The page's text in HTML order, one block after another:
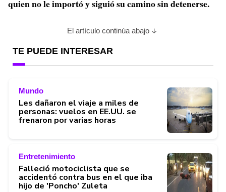
quien no le importó y siguió su camino sin detenerse.
El artículo continúa abajo
TE PUEDE INTERESAR
Mundo
Les dañaron el viaje a miles de
personas: vuelos en EE.UU. se
frenaron por varias horas
Entretenimiento
Falleció motociclista que se
accidentó contra bus en el que iba
hijo de 'Poncho' Zuleta